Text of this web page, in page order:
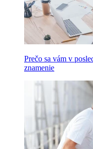
Prečo sa vám v
znamenie